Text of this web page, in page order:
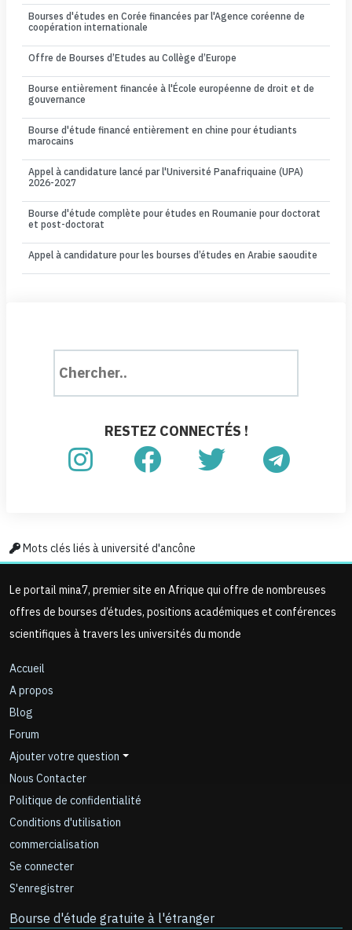
Bourses d'études en Corée financées par l'Agence coréenne de
coopération internationale
Offre de Bourses d’Etudes au Collège d’Europe
Bourse entièrement financée à l'École européenne de droit et de
gouvernance
Bourse d'étude financé entièrement en chine pour étudiants
marocains
Appel à candidature lancé par l'Université Panafriquaine (UPA)
2026-2027
Bourse d'étude complète pour études en Roumanie pour doctorat
et post-doctorat
Appel à candidature pour les bourses d’études en Arabie saoudite
RESTEZ CONNECTÉS !
Mots clés liés à université d'ancône
Le portail mina7, premier site en Afrique qui offre de nombreuses
offres de bourses d’études, positions académiques et conférences
scientifiques à travers les universités du monde
Accueil
A propos
Blog
Forum
Ajouter votre question
Nous Contacter
Politique de confidentialité
Conditions d'utilisation
commercialisation
Se connecter
S'enregistrer
Bourse d'étude gratuite à l'étranger